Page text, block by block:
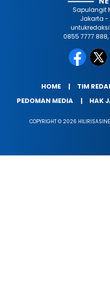
Sapulangit
Jakarta -
0855 7777
HOME TIM
PEDOMAN MEDIA
HAK
COPYRIGHT © 2026